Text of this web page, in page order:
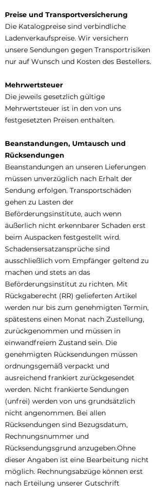
Preise und Transportversicherung
Die Katalogpreise sind verbindliche
Ladenverkaufspreise. Wir versichern
unsere Sendungen gegen Transportrisiken
nur auf Wunsch und Kosten des Bestellers.
Mehrwertsteuer
Die jeweils gesetzlich gültige
Mehrwertsteuer ist in den von uns
festgesetzten Preisen enthalten.
Beanstandungen, Umtausch und
Rücksendungen
Beanstandungen an unseren Lieferungen
müssen unverzüglich nach Erhalt der
Sendung erfolgen. Transportschäden
gehen zu Lasten der
Beförderungsinstitute, auch wenn
äußerlich nicht erkennbarer Schaden erst
beim Auspacken festgestellt wird.
Schadensersatzansprüche sind
ausschließlich vom Empfänger geltend zu
machen und stets an das
Beförderungsinstitut zu richten. Mit
Rückgaberecht (RR) gelieferten Artikel
werden nur bis zum genehmigten Termin,
spätestens einen Monat nach Zustellung,
zurückgenommen und müssen in
einwandfreiem Zustand sein. Die
genehmigten Rücksendungen müssen
ordnungsgemäß verpackt und
ausreichend frankiert zurückgesendet
werden. Nicht frankierte Sendungen
(unfrei) werden von uns grundsätzlich
nicht angenommen. Bei allen
Rücksendungen sind Bezugsdatum,
Rechnungsnummer und
Rücksendungsgrund anzugeben.Ohne
dieser Angaben ist eine Bearbeitung nicht
möglich. Rechnungsabzüge können erst
nach Erteilung unserer Gutschrift